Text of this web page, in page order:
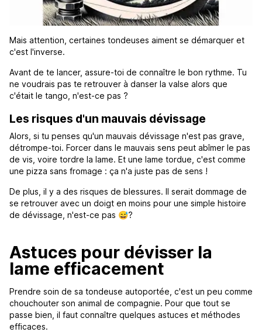
Mais attention, certaines tondeuses aiment se démarquer et
c'est l'inverse.
Avant de te lancer, assure-toi de connaître le bon rythme. Tu
ne voudrais pas te retrouver à danser la valse alors que
c'était le tango, n'est-ce pas ?
Les risques d'un mauvais dévissage
Alors, si tu penses qu'un mauvais dévissage n'est pas grave,
détrompe-toi. Forcer dans le mauvais sens peut abîmer le pas
de vis, voire tordre la lame. Et une lame tordue, c'est comme
une pizza sans fromage : ça n'a juste pas de sens !
De plus, il y a des risques de blessures. Il serait dommage de
se retrouver avec un doigt en moins pour une simple histoire
de dévissage, n'est-ce pas 😅?
Astuces pour dévisser la
lame efficacement
Prendre soin de sa tondeuse autoportée, c'est un peu comme
chouchouter son animal de compagnie. Pour que tout se
passe bien, il faut connaître quelques astuces et méthodes
efficaces.